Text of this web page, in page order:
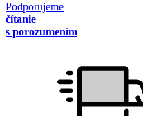
Podporujeme
čítanie
s porozumením